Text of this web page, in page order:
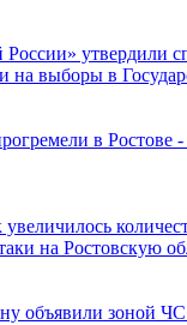
утвердили
на выборы в
в Ростове -
на Ростовскую
объявили зоной